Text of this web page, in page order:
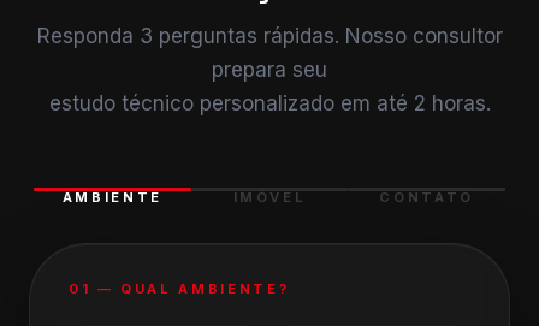
Responda 3 perguntas rápidas. Nosso consultor
prepara seu
estudo técnico personalizado em até 2 horas.
AMBIENTE IMÓVEL CONTATO
01 — QUAL AMBIENTE?